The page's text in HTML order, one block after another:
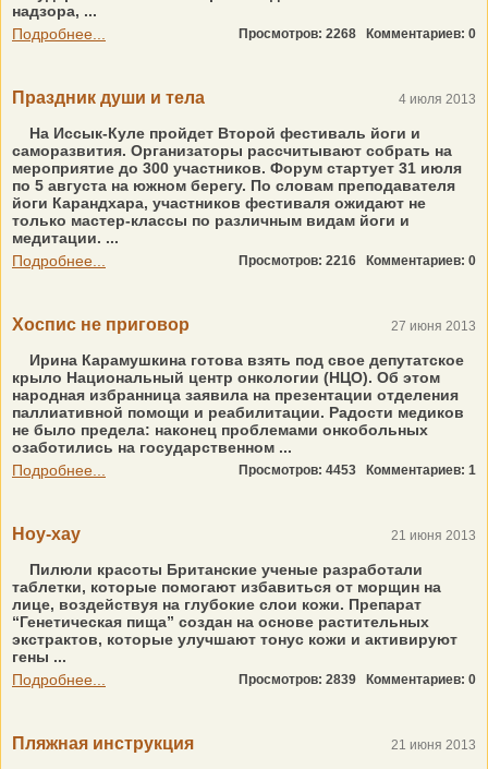
надзора, ...
Подробнее...
Просмотров: 2268 Комментариев: 0
Праздник души и тела 4 июля 2013
На Иссык-Куле пройдет Второй фестиваль йоги и
саморазвития. Организаторы рассчитывают собрать на
мероприятие до 300 участников. Форум стартует 31 июля
по 5 августа на южном берегу. По словам преподавателя
йоги Карандхара, участников фестиваля ожидают не
только мастер-классы по различным видам йоги и
медитации. ...
Подробнее...
Просмотров: 2216 Комментариев: 0
Хоспис не приговор 27 июня 2013
Ирина Карамушкина готова взять под свое депутатское
крыло Национальный центр онкологии (НЦО). Об этом
народная избранница заявила на презентации отделения
паллиативной помощи и реабилитации. Радости медиков
не было предела: наконец проблемами онкобольных
озаботились на государственном ...
Подробнее...
Просмотров: 4453 Комментариев: 1
Ноу-хау 21 июня 2013
Пилюли красоты Британские ученые разработали
таблетки, которые помогают избавиться от морщин на
лице, воздействуя на глубокие слои кожи. Препарат
“Генетическая пища” создан на основе растительных
экстрактов, которые улучшают тонус кожи и активируют
гены ...
Подробнее...
Просмотров: 2839 Комментариев: 0
Пляжная инструкция 21 июня 2013